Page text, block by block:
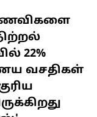
22%
வசதிகள்